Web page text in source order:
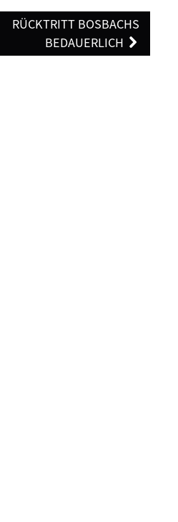
RÜCKTRITT BOSBACHS
BEDAUERLICH